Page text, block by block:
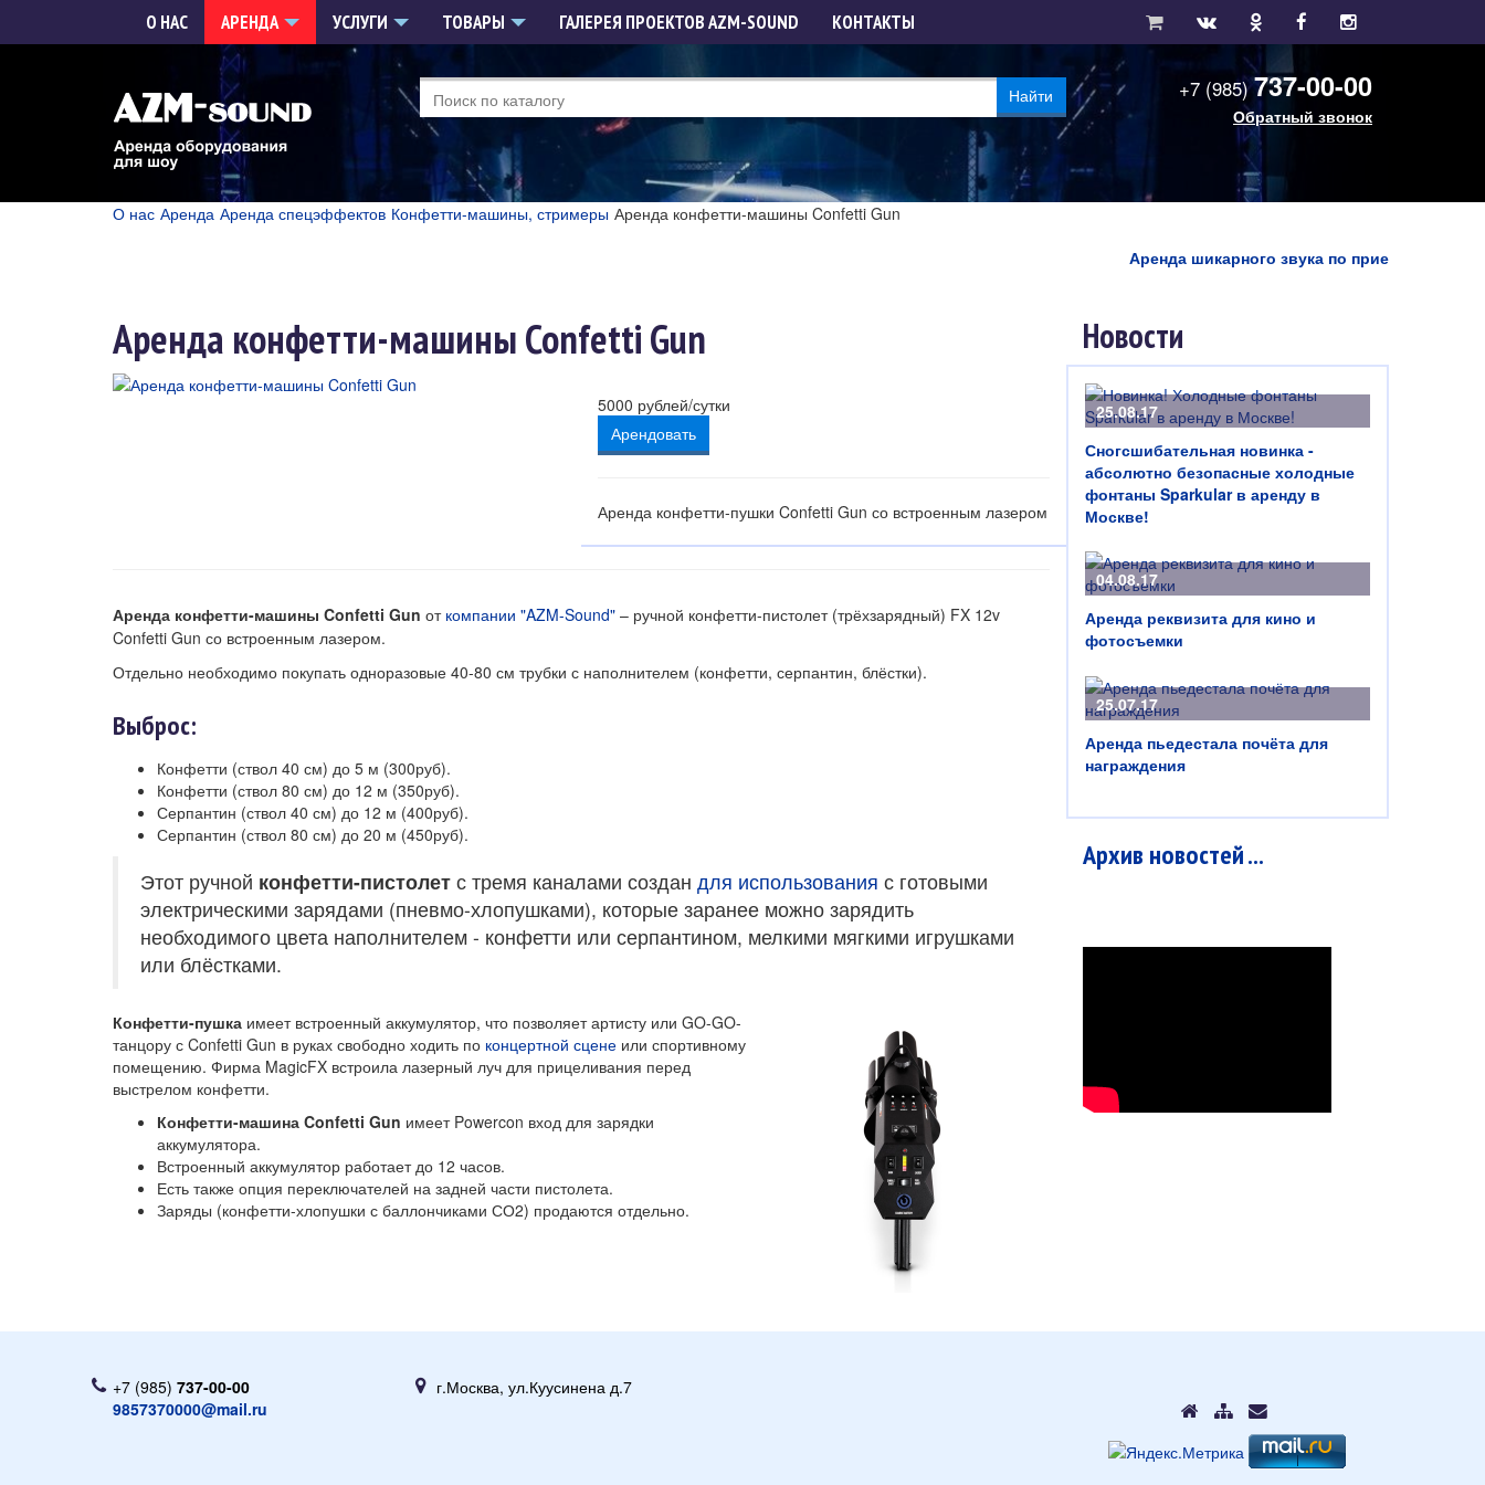
О НАС АРЕНДА УСЛУГИ ТОВАРЫ ГАЛЕРЕЯ ПРОЕКТОВ AZM-SOUND КОНТАКТЫ
Найти +7 (985)737-00-00
Обратный звонок
О нас Аренда Аренда спецэффектов Конфетти-машины, стримеры Аренда конфетти-машины Confetti Gun
Аренда шикарного звука по приемлемой
Аренда конфетти-машины Confetti Gun
5000 рублей/сутки
Арендовать
Аренда конфетти-пушки Confetti Gun со встроенным лазером
Аренда конфетти-машины Confetti Gun от компании "AZM-Sound" – ручной конфетти-пистолет (трёхзарядный) FX 12v
Confetti Gun со встроенным лазером.
Отдельно необходимо покупать одноразовые 40-80 см трубки с наполнителем (конфетти, серпантин, блёстки).
Выброс:
Конфетти (ствол 40 см) до 5 м (300руб).
Конфетти (ствол 80 см) до 12 м (350руб).
Серпантин (ствол 40 см) до 12 м (400руб).
Серпантин (ствол 80 см) до 20 м (450руб).
Этот ручной конфетти-пистолет с тремя каналами создан для использования с готовыми
электрическими зарядами (пневмо-хлопушками), которые заранее можно зарядить
необходимого цвета наполнителем - конфетти или серпантином, мелкими мягкими игрушками
или блёстками.
Конфетти-пушка имеет встроенный аккумулятор, что позволяет артисту или GO-GO-
танцору с Confetti Gun в руках свободно ходить по концертной сцене или спортивному
помещению. Фирма MagicFX встроила лазерный луч для прицеливания перед
выстрелом конфетти.
Конфетти-машина Confetti Gun имеет Powercon вход для зарядки
аккумулятора.
Встроенный аккумулятор работает до 12 часов.
Есть также опция переключателей на задней части пистолета.
Заряды (конфетти-хлопушки с баллончиками СО2) продаются отдельно.
Новости
25.08.17
Сногсшибательная новинка -
абсолютно безопасные холодные
фонтаны Sparkular в аренду в
Москве!
04.08.17
Аренда реквизита для кино и
фотосъемки
25.07.17
Аренда пьедестала почёта для
награждения
Архив новостей ...
+7 (985) 737-00-00
9857370000@mail.ru
г.Москва, ул.Куусинена д.7